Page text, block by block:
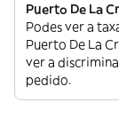
Puerto De La
Podes ver a
Puerto De La
ver a
pedido.